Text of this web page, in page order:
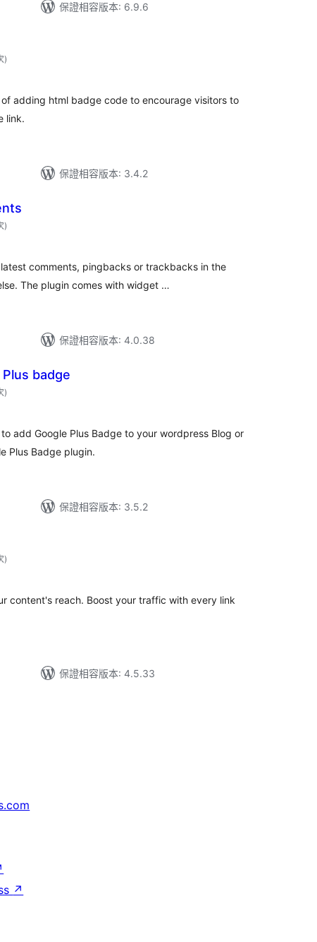
保證相容版本: 6.9.6
評
分)
adding html badge code to encourage visitors to
link.
保證相容版本: 3.4.2
評
分)
comments, pingbacks or trackbacks in the
The plugin comes with widget …
保證相容版本: 4.0.38
badge
評
分)
add Google Plus Badge to your wordpress Blog or
Plus Badge plugin.
保證相容版本: 3.5.2
評
分)
content's reach. Boost your traffic with every link
保證相容版本: 4.5.33
↗